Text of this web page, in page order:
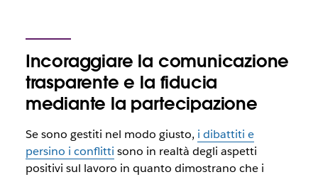
Incoraggiare la comunicazione
trasparente e la fiducia
mediante la partecipazione
Se sono gestiti nel modo giusto, i dibattiti e
persino i conflitti sono in realtà degli aspetti
positivi sul lavoro in quanto dimostrano che i